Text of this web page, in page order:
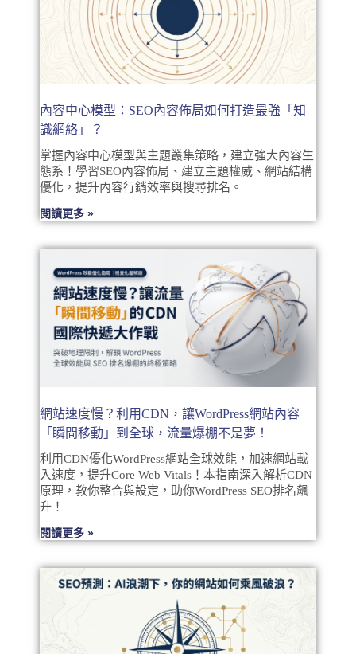
內容中心模型：SEO內容佈局如何打造最強「知
識網絡」？
掌握內容中心模型與主題叢集策略，建立強大內容生
態系！學習SEO內容佈局、建立主題權威、網站結構
優化，提升內容行銷效率與搜尋排名。
閱讀更多 »
網站速度慢？利用CDN，讓WordPress網站內容
「瞬間移動」到全球，流量爆棚不是夢！
利用CDN優化WordPress網站全球效能，加速網站載
入速度，提升Core Web Vitals！本指南深入解析CDN
原理，教你整合與設定，助你WordPress SEO排名飆
升！
閱讀更多 »